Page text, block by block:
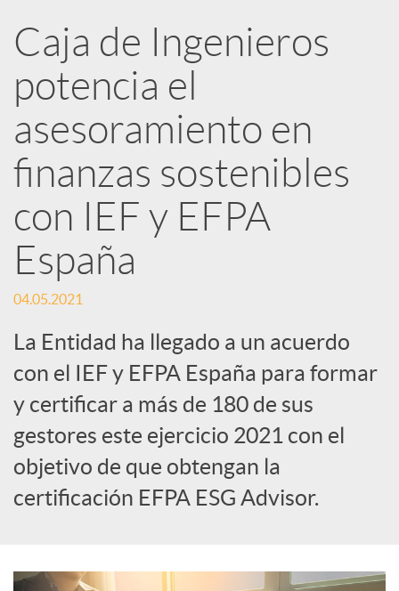
e
d
e
s
S
o
c
i
a
l
Caja de Ingenieros
potencia el
asesoramiento en
finanzas sostenibles
con IEF y EFPA
España
04.05.2021
La Entidad ha llegado a un acuerdo
con el IEF y EFPA España para formar
y certificar a más de 180 de sus
gestores este ejercicio 2021 con el
objetivo de que obtengan la
certificación EFPA ESG Advisor.